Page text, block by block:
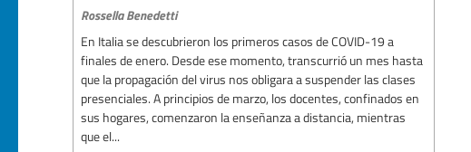
Rossella Benedetti
En Italia se descubrieron los primeros casos de COVID-19 a
finales de enero. Desde ese momento, transcurrió un mes hasta
que la propagación del virus nos obligara a suspender las clases
presenciales. A principios de marzo, los docentes, confinados en
sus hogares, comenzaron la enseñanza a distancia, mientras
que el...